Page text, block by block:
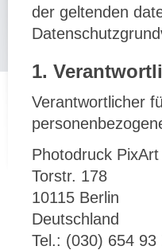
der geltenden
1.
Verantwortlicher
Photodruck
Torstr. 178
10115 Berlin
Deutschland
Tel.: (030) 654 93